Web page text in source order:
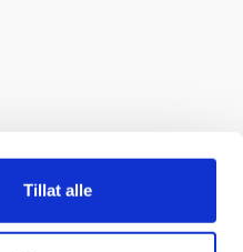
Tillat alle